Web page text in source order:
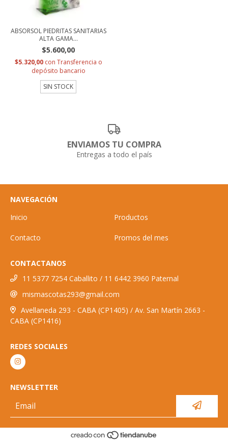
ABSORSOL PIEDRITAS SANITARIAS
ALTA GAMA...
$5.600,00
$5.320,00 con Transferencia o
depósito bancario
SIN STOCK
ENVIAMOS TU COMPRA
Entregas a todo el país
NAVEGACIÓN
Inicio
Productos
Contacto Promos del mes
CONTACTANOS
11 5377 7254 Caballito / 11 6442 3960 Paternal
mismascotas293@gmail.com
Avellaneda 293 - CABA (CP1405) / Av. San Martín 2663 -
CABA (CP1416)
REDES SOCIALES
NEWSLETTER